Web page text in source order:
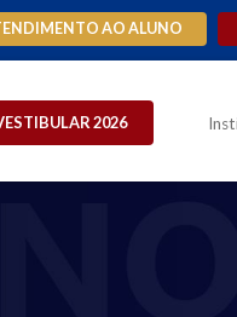
AO ALUNO
2026